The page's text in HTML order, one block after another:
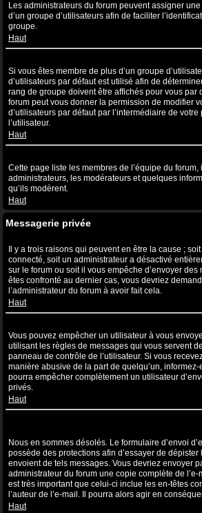
Les administrateurs du forum peuvent assigner
d’un groupe d’utilisateurs afin de faciliter
groupe.
Haut
Si vous êtes membre de plus d’un groupe
d’utilisateurs par défaut est utilisé afin de
rang de groupe doivent être affichés pour vous par
forum peut vous donner la permission de modifier
d’utilisateurs par défaut par l’intermédiaire de
l’utilisateur.
Haut
Cette page liste les membres de l’équipe du forum,
administrateurs, les modérateurs et quelques
qu’ils modèrent.
Haut
Messagerie privée
Il y a trois raisons qui peuvent en être la cause ;
connecté, soit un administrateur a désactivé
sur le forum ou soit il vous empêche d’envoyer
êtes confronté au dernier cas, vous devriez
l’administrateur du forum à avoir fait cela.
Haut
Vous pouvez empêcher un utilisateur à vous
utilisant les règles de messages qui vous servent
panneau de contrôle de l’utilisateur. Si vous
manière abusive de la part de quelqu’un, informez-
pourra empêcher complètement un utilisateur
privés.
Haut
Nous en sommes désolés. Le formulaire d’envoi
possède des protections afin d’essayer de dépister
envoient de tels messages. Vous devriez envoyer
administrateur du forum une copie complète de l’e-
est très important que celui-ci inclue les en-têtes
l’auteur de l’e-mail. Il pourra alors agir en
Haut